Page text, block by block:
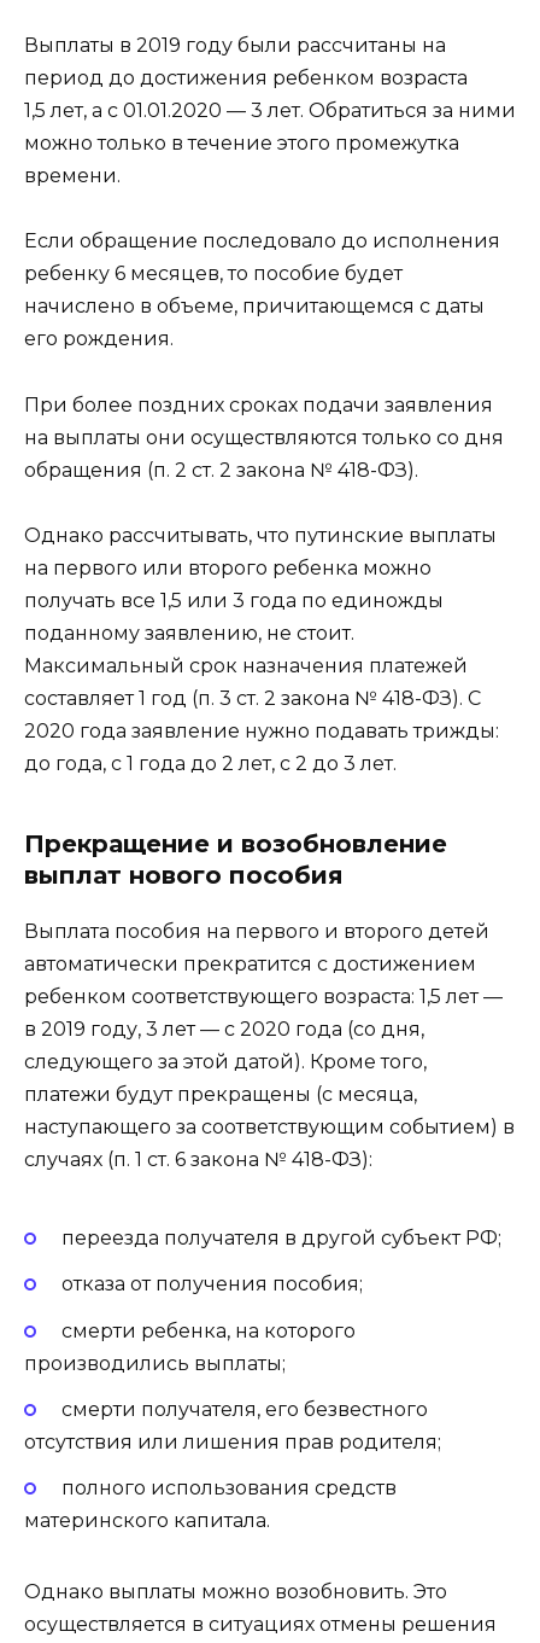
Выплаты в 2019 году были рассчитаны на
период до достижения ребенком возраста
1,5 лет, а с 01.01.2020 — 3 лет. Обратиться за ними
можно только в течение этого промежутка
времени.
Если обращение последовало до исполнения
ребенку 6 месяцев, то пособие будет
начислено в объеме, причитающемся с даты
его рождения.
При более поздних сроках подачи заявления
на выплаты они осуществляются только со дня
обращения (п. 2 ст. 2 закона № 418-ФЗ).
Однако рассчитывать, что путинские выплаты
на первого или второго ребенка можно
получать все 1,5 или 3 года по единожды
поданному заявлению, не стоит.
Максимальный срок назначения платежей
составляет 1 год (п. 3 ст. 2 закона № 418-ФЗ). С
2020 года заявление нужно подавать трижды:
до года, с 1 года до 2 лет, с 2 до 3 лет.
Прекращение и возобновление
выплат нового пособия
Выплата пособия на первого и второго детей
автоматически прекратится с достижением
ребенком соответствующего возраста: 1,5 лет —
в 2019 году, 3 лет — с 2020 года (со дня,
следующего за этой датой). Кроме того,
платежи будут прекращены (с месяца,
наступающего за соответствующим событием) в
случаях (п. 1 ст. 6 закона № 418-ФЗ):
переезда получателя в другой субъект РФ;
отказа от получения пособия;
смерти ребенка, на которого
производились выплаты;
смерти получателя, его безвестного
отсутствия или лишения прав родителя;
полного использования средств
материнского капитала.
Однако выплаты можно возобновить. Это
осуществляется в ситуациях отмены решения